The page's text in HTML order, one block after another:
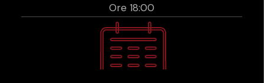
Ore 18:00